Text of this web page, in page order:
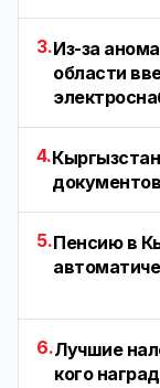
3.Из-за
области
4.
5.Пенсию в
6.Лучшие
кого